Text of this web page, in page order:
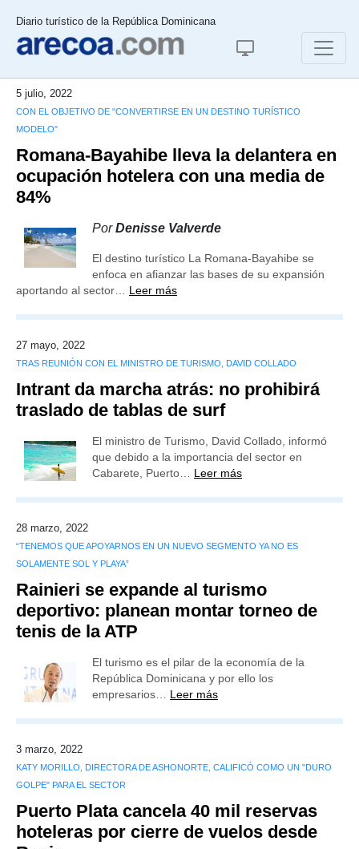
Diario turístico de la República Dominicana
5 julio, 2022
CON EL OBJETIVO DE "CONVERTIRSE EN UN DESTINO TURÍSTICO
MODELO"
Romana-Bayahibe lleva la delantera en
ocupación hotelera con una media de
84%
PorDenisse Valverde
El destino turístico La Romana-Bayahibe se
enfoca en afianzar las bases de su expansión
aportando al sector… Leer más
27 mayo, 2022
TRAS REUNIÓN CON EL MINISTRO DE TURISMO, DAVID COLLADO
Intrant da marcha atrás: no prohibirá
traslado de tablas de surf
El ministro de Turismo, David Collado, informó
que debido a la importancia del sector en
Cabarete, Puerto… Leer más
28 marzo, 2022
“TENEMOS QUE APOYARNOS EN UN NUEVO SEGMENTO YA NO ES
SOLAMENTE SOL Y PLAYA”
Rainieri se expande al turismo
deportivo: planean montar torneo de
tenis de la ATP
El turismo es el pilar de la economía de la
República Dominicana y por ello los
empresarios… Leer más
3 marzo, 2022
KATY MORILLO, DIRECTORA DE ASHONORTE, CALIFICÓ COMO UN "DURO
GOLPE" PARA EL SECTOR
Puerto Plata cancela 40 mil reservas
hoteleras por cierre de vuelos desde